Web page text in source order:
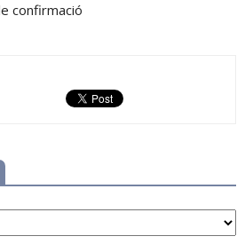
confirmació